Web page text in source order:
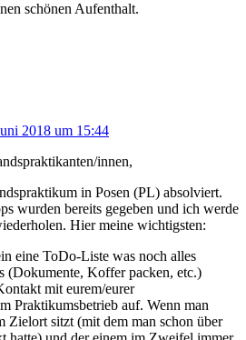
schönen Aufenthalt.
2018 um 15:44
innen,
in Posen (PL) absolviert.
wurden bereits gegeben und ich werde
Hier meine wichtigsten:
eine ToDo-Liste was noch alles
(Dokumente, Koffer packen, etc.)
mit eurem/eurer
Praktikumsbetrieb auf. Wenn man
Zielort sitzt (mit dem man schon über